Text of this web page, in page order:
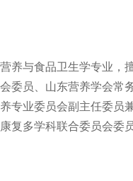
养与食品卫生学专业，
委员、山东营养学会常
专业委员会副主任委员
复多学科联合委员会委